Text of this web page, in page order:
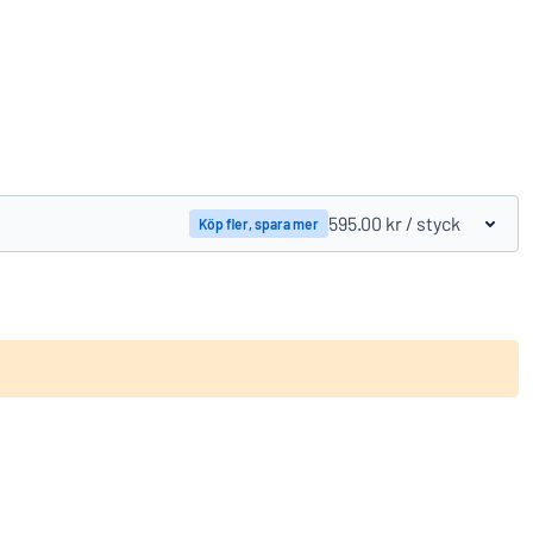
Köp fler, spara mer 595.00 kr / styck